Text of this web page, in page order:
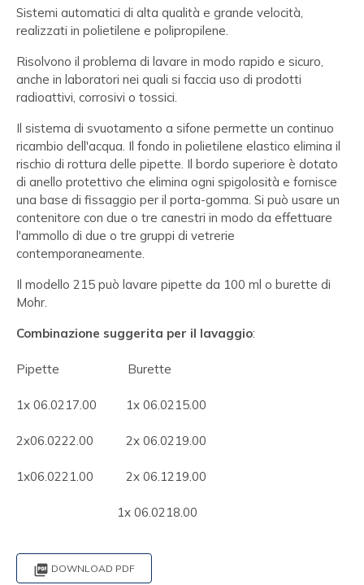
Sistemi automatici di alta qualità e grande velocità,
realizzati in polietilene e polipropilene.
Risolvono il problema di lavare in modo rapido e sicuro,
anche in laboratori nei quali si faccia uso di prodotti
radioattivi, corrosivi o tossici.
Il sistema di svuotamento a sifone permette un continuo
ricambio dell'acqua. Il fondo in polietilene elastico elimina il
rischio di rottura delle pipette. Il bordo superiore è dotato
di anello protettivo che elimina ogni spigolosità e fornisce
una base di fissaggio per il porta-gomma. Si può usare un
contenitore con due o tre canestri in modo da effettuare
l'ammollo di due o tre gruppi di vetrerie
contemporaneamente.
Il modello 215 può lavare pipette da 100 ml o burette di
Mohr.
Combinazione suggerita per il lavaggio:
Pipette Burette
1x 06.0217.00 1x 06.0215.00
2x06.0222.00 2x 06.0219.00
1x06.0221.00 2x 06.1219.00
1x 06.0218.00
 DOWNLOAD PDF